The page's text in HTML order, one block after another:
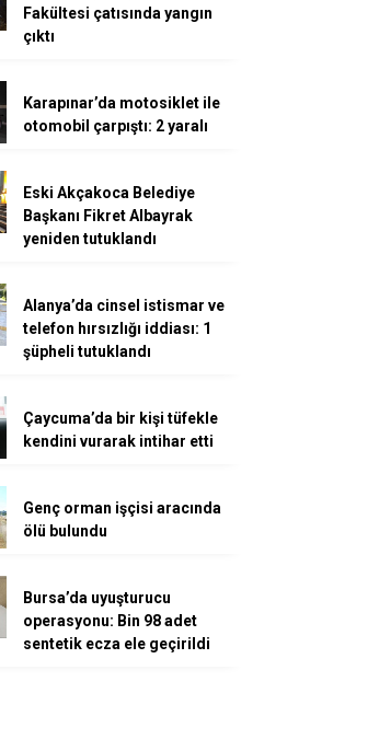
Fakültesi çatısında yangın
çıktı
Karapınar’da motosiklet ile
otomobil çarpıştı: 2 yaralı
Eski Akçakoca Belediye
Başkanı Fikret Albayrak
yeniden tutuklandı
Alanya’da cinsel istismar ve
telefon hırsızlığı iddiası: 1
şüpheli tutuklandı
Çaycuma’da bir kişi tüfekle
kendini vurarak intihar etti
Genç orman işçisi aracında
ölü bulundu
Bursa’da uyuşturucu
operasyonu: Bin 98 adet
sentetik ecza ele geçirildi